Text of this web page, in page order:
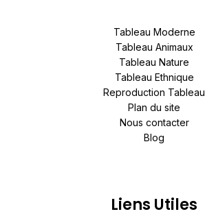
Tableau Moderne
Tableau Animaux
Tableau Nature
Tableau Ethnique
Reproduction Tableau
Plan du site
Nous contacter
Blog
Liens Utiles